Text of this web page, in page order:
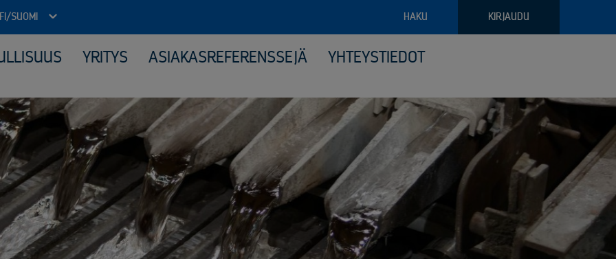
FI/SUOMI KIRJAUDU
HAKU
Arkistojen tyhjennys ja tietoturvatuhous
Autokierrätyspalvelut kunnille
ICT-laitteiden tietoturvallinen uusiokäyttö​
Kiinteähintaiset tuhous- ja kierrätyspaketit
Komposiitin kierrätys
Monipuolinen yhteistyö kunnallisten jäteyhtiöiden kanssa
Purkuprojektit
Räätälöity viranomaisyhteistyö
Sähköinen siirtoasiakirjapalvelu
Elektroniikan tietoturvalliset kierrätysratkaisut
Kattava raportointi
Keräilyvälineistö
Materiaalien ja arkaluontoisten dokumenttien turvatuhous
Monipuoliset noudon tilausvaihtoehdot
Perusjätehuollon palvelut
Räätälöity palvelu logistiikassa ja keräilyssä
Sähköinen siirtoasiakirjapalvelu
Tuotanto- ja kunnossapitoromun kierrätys
YRITYS ASIAKASREFERENSSEJÄ YHTEYSTIEDOT